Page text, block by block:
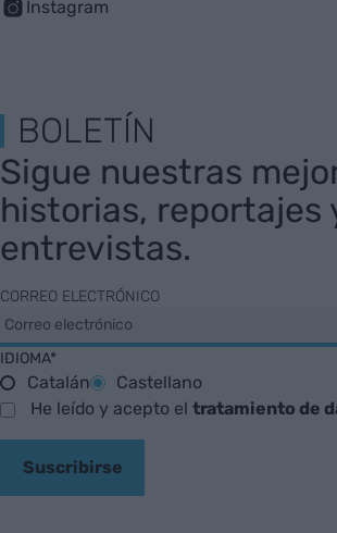
Instagram
BOLETÍN
Sigue nuestras
historias, reportajes
entrevistas.
CORREO ELECTRÓNICO
IDIOMA*
Catalán
Castellano
He leído y acepto el tratamiento de
Suscribirse